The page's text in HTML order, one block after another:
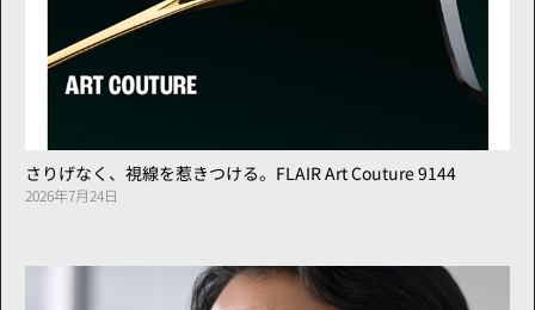
さりげなく、視線を惹きつける。FLAIR Art Couture 9144
2026年7月24日